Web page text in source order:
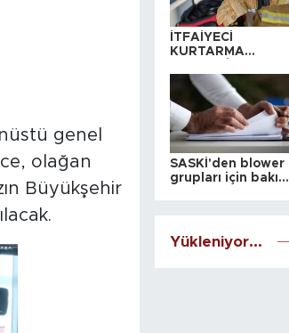
genel
olağan
Büyükşehir
İTFAİYECİ
KURTARMA
ALINACAKTIR
SASKİ'den blower
grupları için bakım
Yükleniyor...